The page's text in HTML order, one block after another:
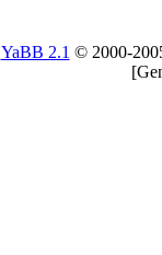
YaBB 2.1 © 2000-
[